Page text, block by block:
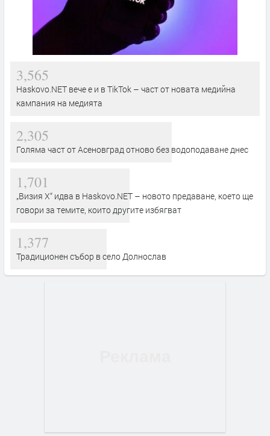
3,565
Haskovo.NET вече е и в TikTok – част от новата медийна
кампания на медията
2,305
Голяма част от Асеновград отново без водоподаване днес
1,701
„Визия Х“ идва в Haskovo.NET – новото предаване, което ще
говори за темите, които другите избягват
1,377
Традиционен събор в село Долнослав